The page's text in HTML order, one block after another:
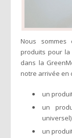
Nous
produits pour la
dans la
notre arrivée en
un
un
universel)
un